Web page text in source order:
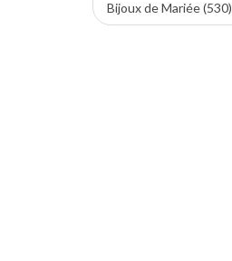
Bijoux de Mariée (530)